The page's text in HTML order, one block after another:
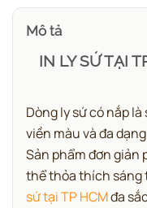
Mô tả
IN LY SỨ TẠI
Dòng ly sứ có nắp
viền màu và đa
Sản phẩm đơn giản
thể thỏa thích sáng
sứ tại TP HCMđa